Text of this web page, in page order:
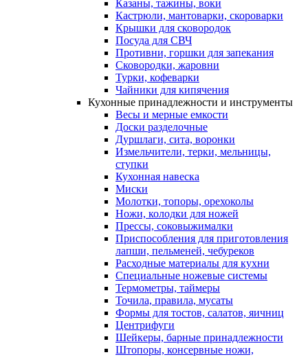
Казаны, тажины, воки
Кастрюли, мантоварки, скороварки
Крышки для сковородок
Посуда для СВЧ
Противни, горшки для запекания
Сковородки, жаровни
Турки, кофеварки
Чайники для кипячения
Кухонные принадлежности и инструменты
Весы и мерные емкости
Доски разделочные
Дуршлаги, сита, воронки
Измельчители, терки, мельницы,
ступки
Кухонная навеска
Миски
Молотки, топоры, орехоколы
Ножи, колодки для ножей
Прессы, соковыжималки
Приспособления для приготовления
лапши, пельменей, чебуреков
Расходные материалы для кухни
Специальные ножевые системы
Термометры, таймеры
Точила, правила, мусаты
Формы для тостов, салатов, яичниц
Центрифуги
Шейкеры, барные принадлежности
Штопоры, консервные ножи,